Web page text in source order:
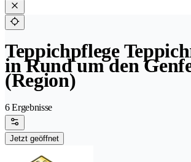
Teppichpflege
in Rund um den
(Region)
6 Ergebnisse
Jetzt geöffnet